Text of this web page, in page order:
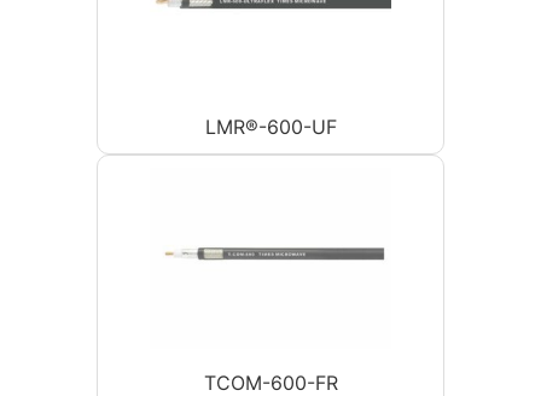
LMR®-600-UF
TCOM-600-FR